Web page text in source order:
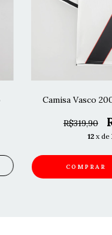
Camisa Vasco
R$319,90
12 x de
COMPRAR